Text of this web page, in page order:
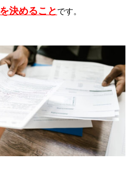
を決めることです。